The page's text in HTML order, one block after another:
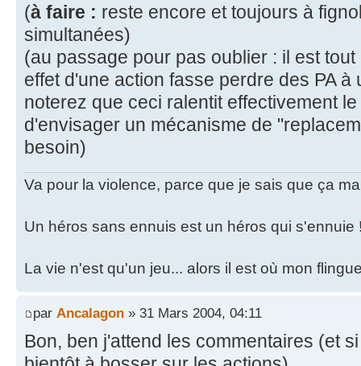
(à faire : reste encore et toujours à
simultanées)
(au passage pour pas oublier : il est
effet d'une action fasse perdre des PA
noterez que ceci ralentit effectivement
d'envisager un mécanisme de
besoin)
Va pour la violence, parce que je sais que ça
Un héros sans ennuis est un héros qui s'ennuie
La vie n'est qu'un jeu... alors il est où mon
par Ancalagon » 31 Mars 2004, 04:11
Bon, ben j'attend les commentaires (et